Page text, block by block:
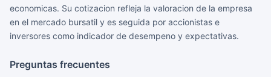
economicas. Su cotizacion refleja la valoracion de la empresa
en el mercado bursatil y es seguida por accionistas e
inversores como indicador de desempeno y expectativas.
Preguntas frecuentes